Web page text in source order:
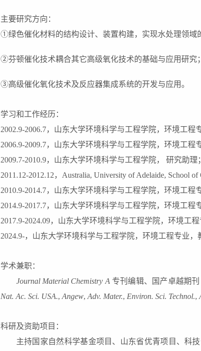
主要研究方向：
①绿色催化材料的结构设计、装置构建，实现水处理领域
②芬顿催化技术耦合其它高级氧化技术的基础与应用研究；
③高级催化氧化技术及反应器集成系统的开发与应用。
学习和工作经历：
2002.9-2006.7，山东大学环境科学与工程学院，环境工程
2006.9-2009.7，山东大学环境科学与工程学院，环境工程
2009.7-2010.9，山东大学环境科学与工程学院， 研究助理；
2011.12-2012.12 ， Australia, University of Adelaide, School of
2010.9-2014.7，山东大学环境科学与工程学院，环境工程
2014.9-2017.7，山东大学环境科学与工程学院，环境工程
2017.9-2024.09，山东大学环境科学与工程学院，环境工程
2024.9-，山东大学环境科学与工程学院，环境工程专业，
学术兼职：
Journal Material Chemistry A 专刊编辑、 国产卓越期刊
Nat. Ac. Sci. USA., Angew, Adv. Mater., Environ. Sci. Technol.,
科研及资助项目：
主持国家自然科学基金项目、山东省优青项目、科技